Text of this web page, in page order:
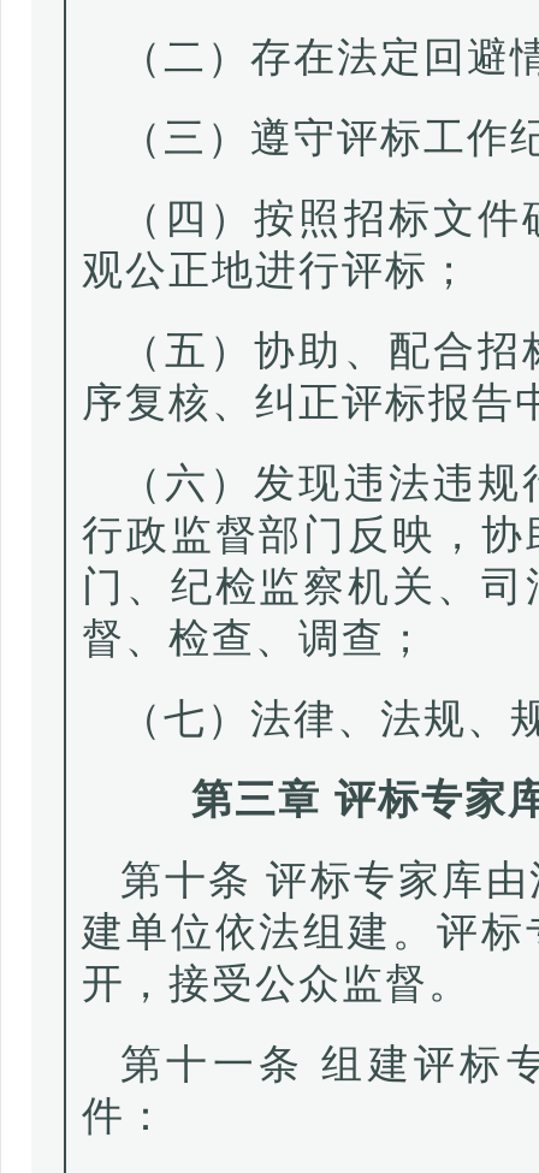
（二）存在法定回
（三）遵守评标工
（四）按照招标文
观公正地进行评标；
（五）协助、配合
序复核、纠正评标报告
（六）发现违法违
行政监督部门反映，
门、纪检监察机关、
督、检查、调查；
（七）法律、法规
第三章 评标专家
第十条 评标专家库
建单位依法组建。评
开，接受公众监督。
第十一条 组建评标
件：